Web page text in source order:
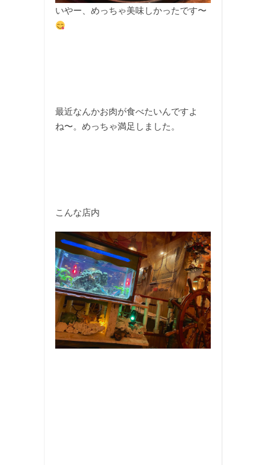
いやー、めっちゃ美味しかったです〜
最近なんかお肉が食べたいんですよ
ね〜。めっちゃ満足しました。
こんな店内